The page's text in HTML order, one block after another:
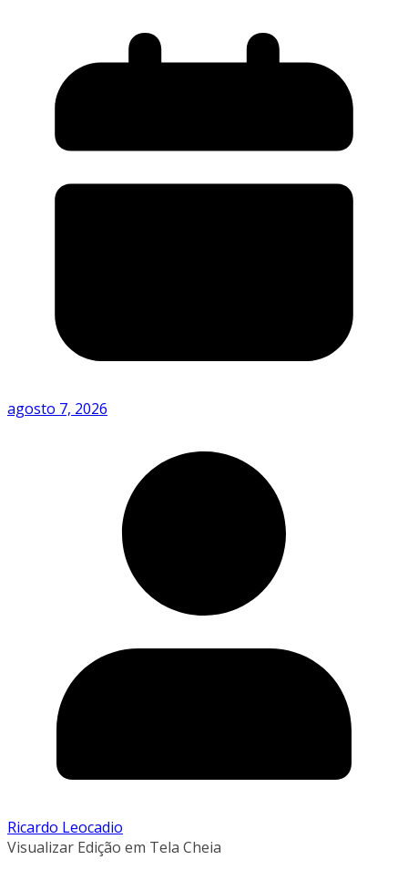
agosto 7, 2026
Ricardo Leocadio
Visualizar Edição em Tela Cheia